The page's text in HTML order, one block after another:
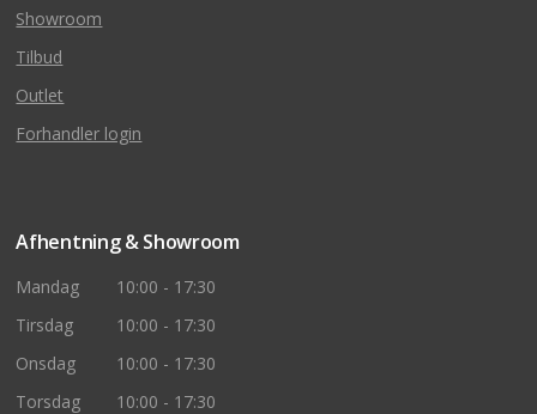
Showroom
Tilbud
Outlet
Forhandler login
Afhentning & Showroom
Mandag
10:00 - 17:30
Tirsdag
10:00 - 17:30
Onsdag
10:00 - 17:30
Torsdag
10:00 - 17:30